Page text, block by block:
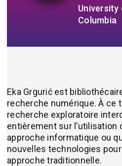
University
Columbia
Eka Grgurić est
recherche numérique. À ce
recherche exploratoire
entièrement sur l’utilisation
approche informatique ou
nouvelles technologies
approche traditionnelle.